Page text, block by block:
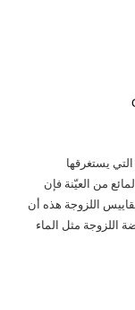
يستغرقها
من العيّنة فإن
اللزوجة هذه أن
اللزوجة مثل الماء